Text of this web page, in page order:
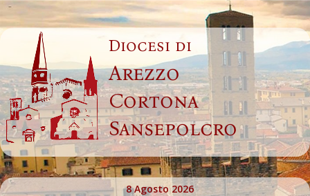
Skip
to
content
Diocesi di
Arezzo
Cortona
Sansepolcro
8 Agosto 2026